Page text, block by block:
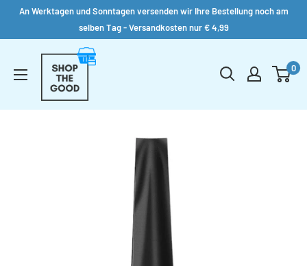
zum
An Werktagen und Sonntagen versenden wir Ihre Bestellung noch am
selben Tag - Versandkosten nur € 4,99
Shop
the
Good
0